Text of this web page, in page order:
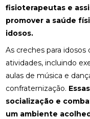
fisioterapeutas e
promover a saúde
idosos.
As creches para
atividades, incluindo
aulas de música e
confraternização.
socialização e
um ambiente